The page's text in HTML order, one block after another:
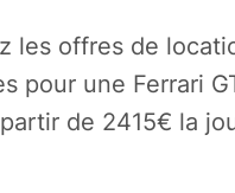
les offres de
pour une Ferrari
de 2415€ la